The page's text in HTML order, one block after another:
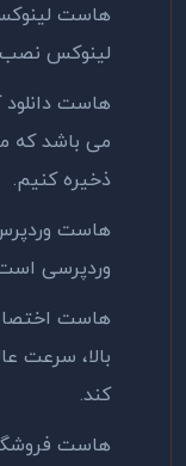
هاست
لینوکس
هاست
می باشد که
ذخیره کنیم.
هاست
وردپرسی
هاست
بالا، سرعت
کند.
هاست